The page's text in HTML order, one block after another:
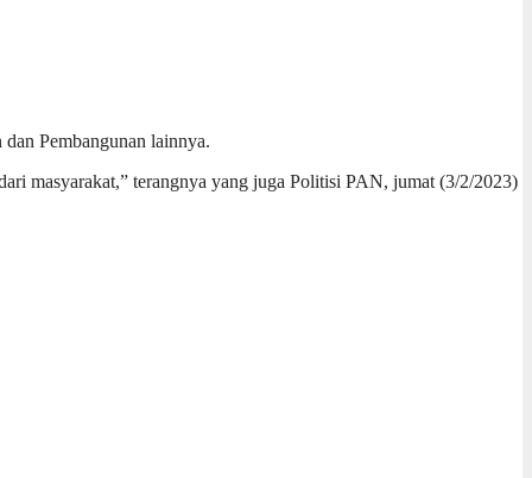
Pembangunan lainnya.
masyarakat,” terangnya yang juga Politisi PAN, jumat (3/2/2023)